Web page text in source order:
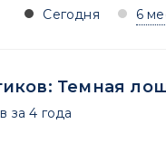
Сегодня 6
Темная
за 4 года